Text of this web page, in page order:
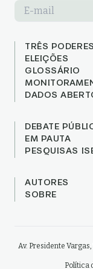
E-mail
TRÊS PODERES
ELEIÇÕES
GLOSSÁRIO
DADOS
DEBATE
EM PAUTA
PESQUISAS
AUTORES
SOBRE
Av. Presidente
Política